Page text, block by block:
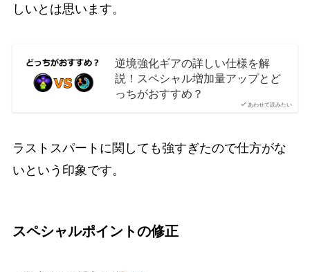
しいとは思います。
あわせて読みたい
逆境強化ギアの詳しい仕様を解
説！スペシャル増加量アップとど
っちがおすすめ？
ラストスパートに関しても強すぎたので仕方がな
いという印象です。
スペシャルポイントの修正